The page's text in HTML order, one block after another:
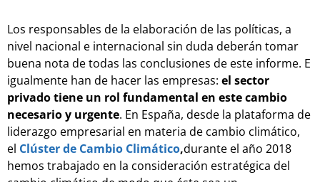
Los responsables de la elaboración de las políticas, a
nivel nacional e internacional sin duda deberán tomar
buena nota de todas las conclusiones de este informe. E
igualmente han de hacer las empresas: el sector
privado tiene un rol fundamental en este cambio
necesario y urgente. En España, desde la plataforma de
liderazgo empresarial en materia de cambio climático,
el Clúster de Cambio Climático,durante el año 2018
hemos trabajado en la consideración estratégica del